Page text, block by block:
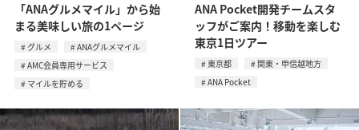
「ANAグルメマイル」から始
まる美味しい旅の1ページ
グルメ
ANAグルメマイル
AMC会員専用サービス
マイルを貯める
ANA Pocket開発チームスタ
ッフがご案内！移動を楽しむ
東京1日ツアー
東京都
関東・甲信越地方
ANA Pocket